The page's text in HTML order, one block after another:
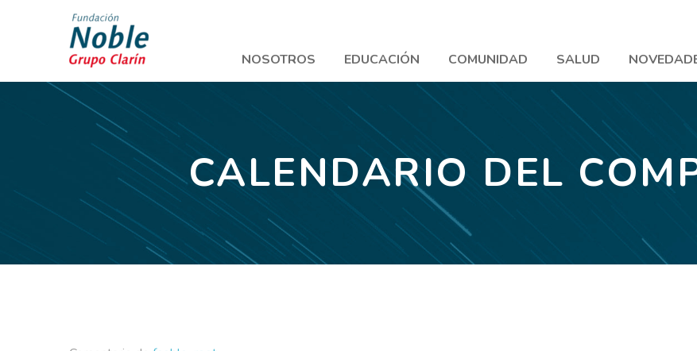
NOSOTROS EDUCACIÓN COMUNIDAD SALUD
CALENDARIO DEL